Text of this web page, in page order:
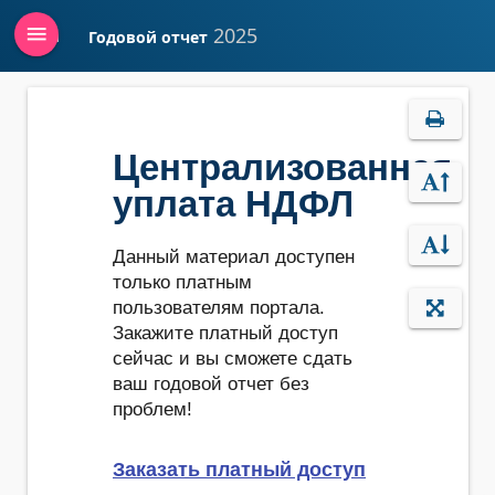
Войти Годовой отчет 2025
menu
Централизованная
уплата НДФЛ
Данный материал доступен
только платным
пользователям портала.
Закажите платный доступ
сейчас и вы сможете сдать
ваш годовой отчет без
проблем!
Заказать платный доступ